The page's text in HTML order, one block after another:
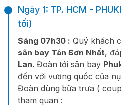
Ngày 1: TP. HCM -
tối)
Sáng 07h30 : Quý khách
sân bay Tân Sơn Nhất,
Lan. Đoàn tới sân bay
đến với vương quốc của
Đoàn dùng bữa trưa (
tham quan :